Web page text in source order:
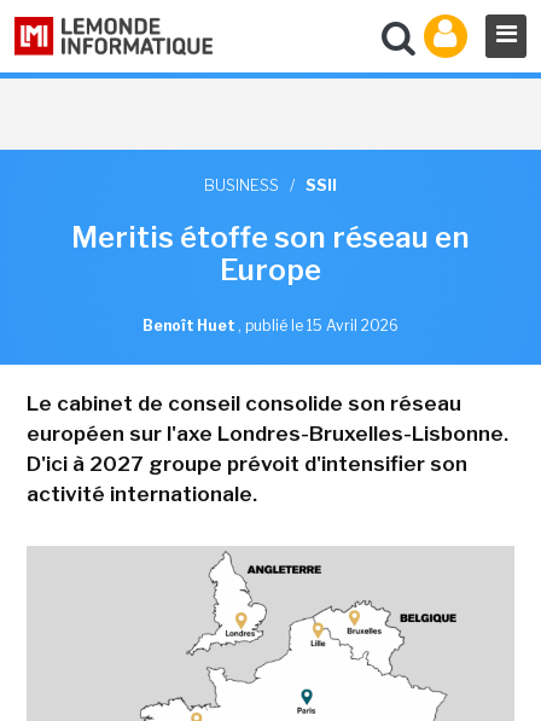
BUSINESS / SSII
Meritis étoffe son réseau en
Europe
Benoît Huet , publié le 15 Avril 2026
Le cabinet de conseil consolide son réseau
européen sur l'axe Londres-Bruxelles-Lisbonne.
D'ici à 2027 groupe prévoit d'intensifier son
activité internationale.